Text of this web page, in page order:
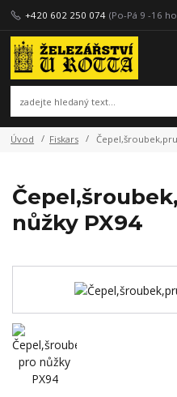
+420 602 250 074 (Po-Pá 9 -16
Úvod Fiskars
nůžky PX94